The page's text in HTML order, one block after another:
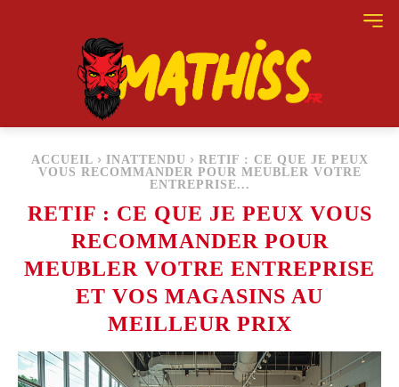
ACCUEIL INATTENDU
RETIF : CE QUE JE PEUX
VOUS RECOMMANDER POUR MEUBLER VOTRE
ENTREPRISE...
RETIF : CE QUE JE PEUX VOUS
RECOMMANDER POUR
MEUBLER VOTRE ENTREPRISE
ET VOS MAGASINS AU
MEILLEUR PRIX